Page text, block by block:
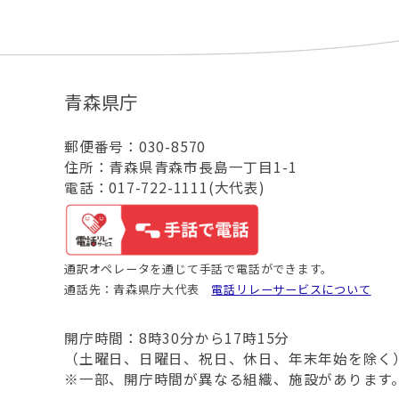
青森県庁
郵便番号：030-8570
住所：青森県青森市長島一丁目1-1
電話：017-722-1111(大代表)
通訳オペレータを通じて手話で電話ができます。
通話先：青森県庁大代表 電話リレーサービスについて
開庁時間：8時30分から17時15分
（土曜日、日曜日、祝日、休日、年末年始を除く
※一部、開庁時間が異なる組織、施設があります